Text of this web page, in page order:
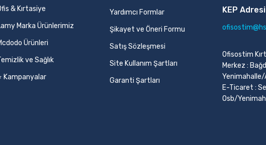
& Kırtasiye
Marka Ürünlerimiz
Ürünleri
ve Sağlık
Kampanyalar
Yardımcı Formlar
Şikayet ve Öneri Formu
Satış Sözleşmesi
Site Kullanım Şartları
Garanti Şartları
KEP Adresi
Ofisostim
Merkez :
Yenimahalle/
E-Ticaret :
Osb/